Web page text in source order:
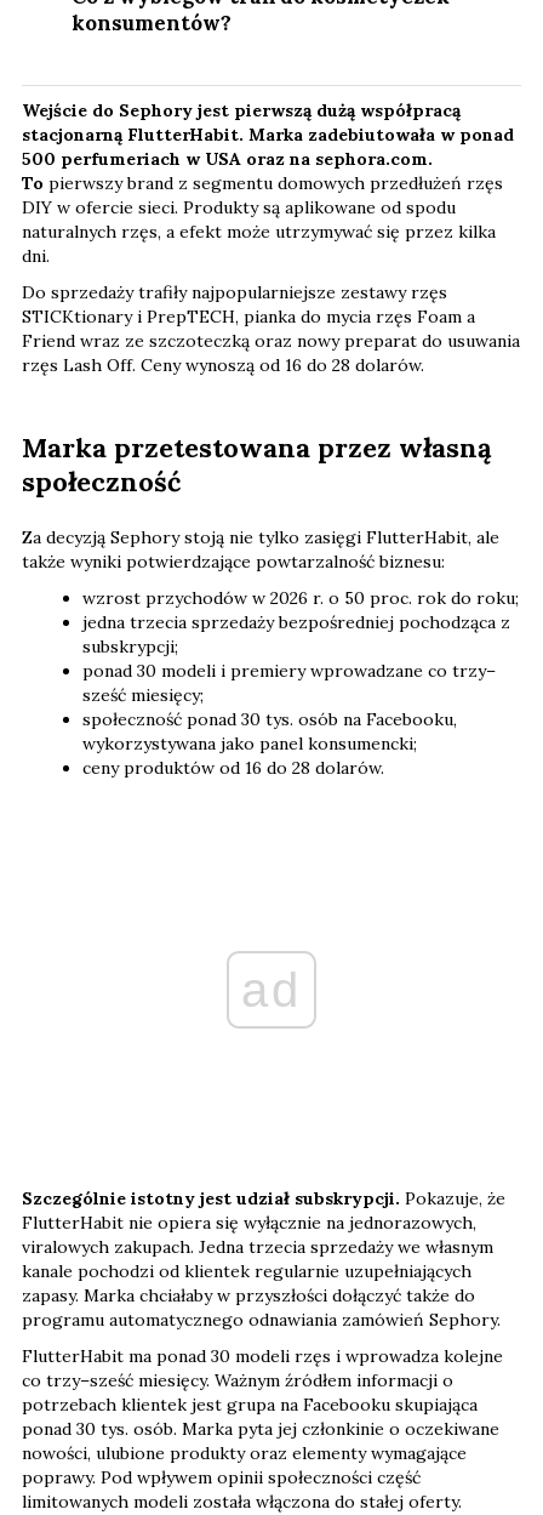
konsumentów?
Wejście do Sephory jest pierwszą dużą współpracą
stacjonarną FlutterHabit. Marka zadebiutowała w ponad
500 perfumeriach w USA oraz na sephora.com.
To pierwszy brand z segmentu domowych przedłużeń rzęs
DIY w ofercie sieci. Produkty są aplikowane od spodu
naturalnych rzęs, a efekt może utrzymywać się przez kilka
dni.
Do sprzedaży trafiły najpopularniejsze zestawy rzęs
STICKtionary i PrepTECH, pianka do mycia rzęs Foam a
Friend wraz ze szczoteczką oraz nowy preparat do usuwania
rzęs Lash Off. Ceny wynoszą od 16 do 28 dolarów.
Marka przetestowana przez własną
społeczność
Za decyzją Sephory stoją nie tylko zasięgi FlutterHabit, ale
także wyniki potwierdzające powtarzalność biznesu:
wzrost przychodów w 2026 r. o 50 proc. rok do roku;
jedna trzecia sprzedaży bezpośredniej pochodząca z
subskrypcji;
ponad 30 modeli i premiery wprowadzane co trzy–
sześć miesięcy;
społeczność ponad 30 tys. osób na Facebooku,
wykorzystywana jako panel konsumencki;
ceny produktów od 16 do 28 dolarów.
ad
Szczególnie istotny jest udział subskrypcji. Pokazuje, że
FlutterHabit nie opiera się wyłącznie na jednorazowych,
viralowych zakupach. Jedna trzecia sprzedaży we własnym
kanale pochodzi od klientek regularnie uzupełniających
zapasy. Marka chciałaby w przyszłości dołączyć także do
programu automatycznego odnawiania zamówień Sephory.
FlutterHabit ma ponad 30 modeli rzęs i wprowadza kolejne
co trzy–sześć miesięcy. Ważnym źródłem informacji o
potrzebach klientek jest grupa na Facebooku skupiająca
ponad 30 tys. osób. Marka pyta jej członkinie o oczekiwane
nowości, ulubione produkty oraz elementy wymagające
poprawy. Pod wpływem opinii społeczności część
limitowanych modeli została włączona do stałej oferty.